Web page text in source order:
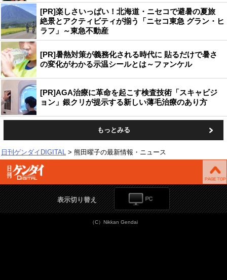
[PR]楽しさいっぱい！北海道・ニセコで避暑の夏旅
絶景とアクティビティが揃う「ニセコ東急 グラン・ヒ
ラフ」～東急不動産
[PR]暑熱対策が義務化される時代に 貼るだけで暑さ
の変化がわかる示温シールとは～ファンケル
[PR]AGA治療に革命を起こす検査技術「スキャビジ
ョン」銀クリが提示する新しい薄毛治療のあり方
もっとみる
日刊ゲンダイDIGITAL 熊田曜子の最新情報・ニュース
表示切り替え
（C）Nikkan Gendai